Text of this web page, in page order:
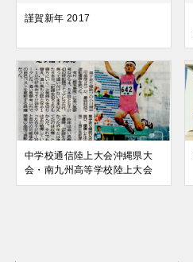
謹賀新年 2017
中学校通信陸上大会沖縄県大
会・南九州高等学校陸上大会